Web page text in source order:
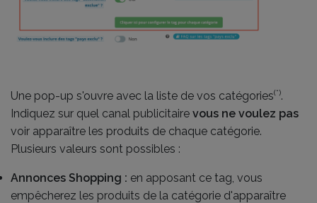
Une pop-up s'ouvre avec la liste de vos catégories(*).
Indiquez sur quel canal publicitaire vous ne voulez pas
voir apparaître les produits de chaque catégorie.
Plusieurs valeurs sont possibles :
Annonces Shopping : en apposant ce tag, vous
empêcherez les produits de la catégorie d'apparaître